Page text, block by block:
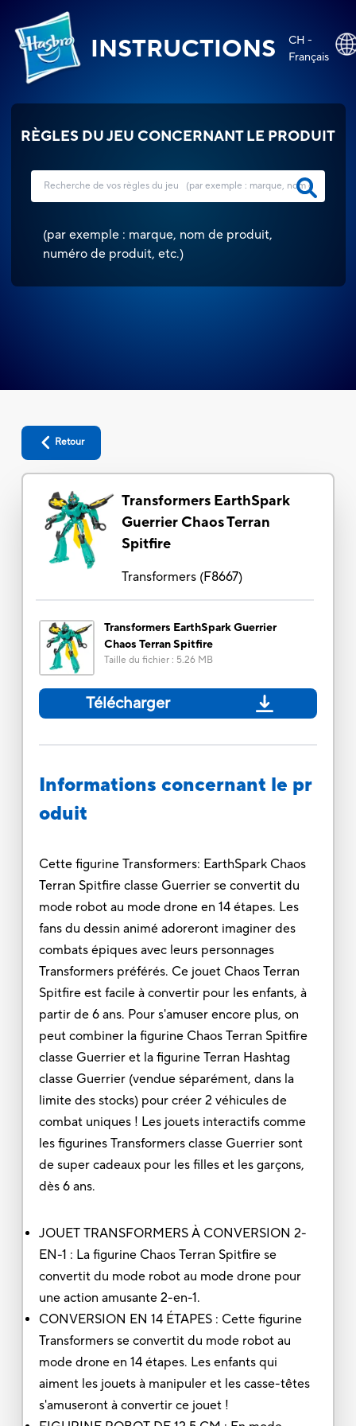
INSTRUCTIONS
CH -
Français
RÈGLES DU JEU CONCERNANT LE PRODUIT
(par exemple : marque, nom de produit,
numéro de produit, etc.)
Retour
Transformers EarthSpark
Guerrier Chaos Terran
Spitfire
Transformers(F8667)
Transformers EarthSpark Guerrier
Chaos Terran Spitfire
Taille du fichier: 5.26 MB
Télécharger
Informations concernant le pr
oduit
Cette figurine Transformers: EarthSpark Chaos
Terran Spitfire classe Guerrier se convertit du
mode robot au mode drone en 14 étapes. Les
fans du dessin animé adoreront imaginer des
combats épiques avec leurs personnages
Transformers préférés. Ce jouet Chaos Terran
Spitfire est facile à convertir pour les enfants, à
partir de 6 ans. Pour s'amuser encore plus, on
peut combiner la figurine Chaos Terran Spitfire
classe Guerrier et la figurine Terran Hashtag
classe Guerrier (vendue séparément, dans la
limite des stocks) pour créer 2 véhicules de
combat uniques ! Les jouets interactifs comme
les figurines Transformers classe Guerrier sont
de super cadeaux pour les filles et les garçons,
dès 6 ans.
JOUET TRANSFORMERS À CONVERSION 2-
EN-1 : La figurine Chaos Terran Spitfire se
convertit du mode robot au mode drone pour
une action amusante 2-en-1.
CONVERSION EN 14 ÉTAPES : Cette figurine
Transformers se convertit du mode robot au
mode drone en 14 étapes. Les enfants qui
aiment les jouets à manipuler et les casse-têtes
s'amuseront à convertir ce jouet !